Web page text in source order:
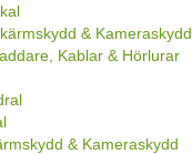
& Kameraskydd
Kablar & Hörlurar
& Kameraskydd